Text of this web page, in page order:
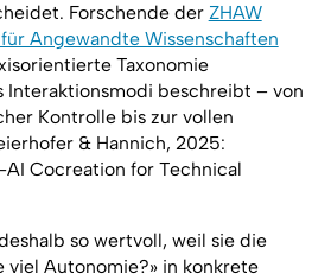
Forschende der ZHAW
Angewandte Wissenschaften
Taxonomie
Interaktionsmodi beschreibt – von
Kontrolle bis zur vollen
& Hannich, 2025:
Cocreation for Technical
so wertvoll, weil sie die
viel Autonomie?» in konkrete